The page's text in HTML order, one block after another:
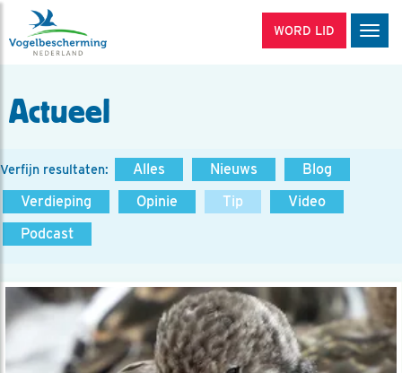
WORD LID
Actueel
Verfijn resultaten: Alles Nieuws
Blog
Verdieping
Opinie Tip
Video
Podcast